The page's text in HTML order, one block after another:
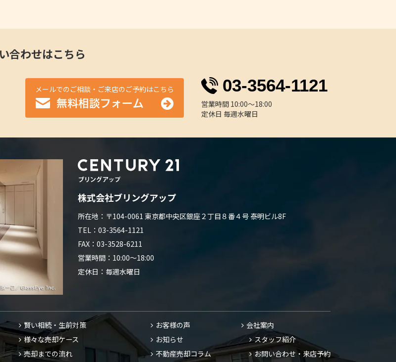
合わせはこちら
メールでのご相談・ご来店のご予約はこちら 03-3564-1121
営業時間 10:00～18:00
定休日 毎週水曜日
03-3564-1121
フォーム入力画面へご案内します
株式会社ブリングアップ
所在地：〒104-0061 東京都中央区銀座２丁目８番４号 泰明ビル8F
TEL：03-3564-1121
FAX：03-3528-6211
営業時間：10:00～18:00
定休日：毎週水曜日
賢い相続・生前対策
様々な売却ケース
売却までの流れ
お客様の声
お知らせ
不動産売却コラム
会社案内
スタッフ紹介
お問い合わせ・来店予約